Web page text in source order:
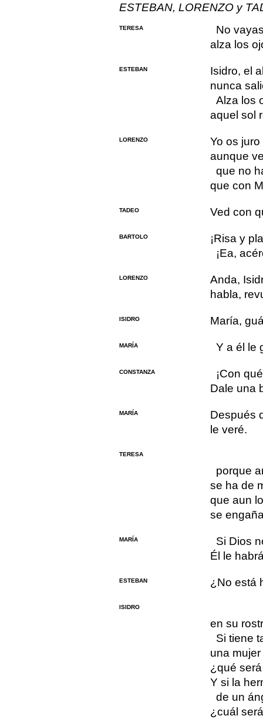
ESTEBAN, LORENZO y
TERESA
No
alza los
ESTEBAN
Isidro, el
nunca
Alza los
aquel sol
LORENZO
Yo os
aunque
que no
que con
TADEO Ved con
BARTOLO
¡Risa y
¡Ea,
LORENZO
Anda,
habla,
ISIDRO María,
MARÍA Y a él le
CONSTANZA
¡Con
Dale una
MARÍA
Después
le veré.
TERESA
porque
se ha de
que aun
se
MARÍA
Si Dios
Él le
ESTEBAN ¿No está
ISIDRO
en su
Si tiene
una
¿qué
Y si la
de un
¿cuál